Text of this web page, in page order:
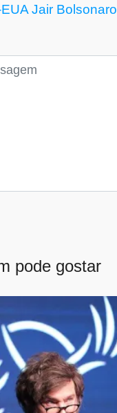
Jair Bolsonaro
pode gostar